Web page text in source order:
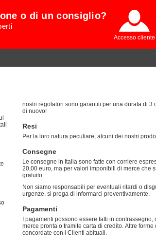
Accesso cliente
o di un consiglio?
nostri regolatori sono garantiti per una durata di 3
di nuovo!
Resi
Per la loro natura peculiare, alcuni dei nostri
Consegne
Le consegne in Italia sono fatte con corriere
20,00 euro, ma per valori imponibili di merce che
gratuito.
Non siamo responsabili per eventuali ritardi o
urgenze, si prega di informarci preventivamente.
Pagamenti
I pagamenti possono essere fatti in
merce pronta o tramite carta di credito. Altre forme di pagamento possono essere
concordate con i Clienti abituali.